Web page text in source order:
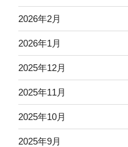
2026年2月
2026年1月
2025年12月
2025年11月
2025年10月
2025年9月